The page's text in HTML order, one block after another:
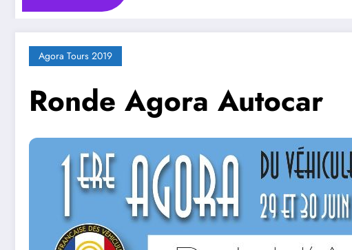
Agora Tours 2019
Ronde Agora Autocar